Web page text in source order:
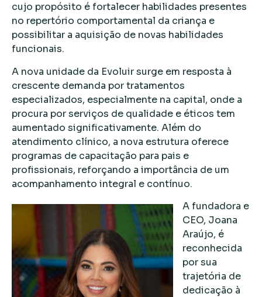
cujo propósito é fortalecer habilidades presentes
no repertório comportamental da criança e
possibilitar a aquisição de novas habilidades
funcionais.
A nova unidade da Evoluir surge em resposta à
crescente demanda por tratamentos
especializados, especialmente na capital, onde a
procura por serviços de qualidade e éticos tem
aumentado significativamente. Além do
atendimento clínico, a nova estrutura oferece
programas de capacitação para pais e
profissionais, reforçando a importância de um
acompanhamento integral e contínuo.
A fundadora e
CEO, Joana
Araújo, é
reconhecida
por sua
trajetória de
dedicação à